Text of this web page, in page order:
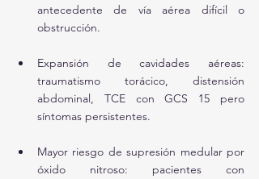
antecedente de vía aérea difícil o
obstrucción.
Expansión de cavidades aéreas:
traumatismo torácico, distensión
abdominal, TCE con GCS 15 pero
síntomas persistentes.
Mayor riesgo de supresión medular por
óxido nitroso: pacientes con